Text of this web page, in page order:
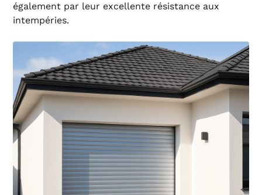
également par leur excellente résistance aux
intempéries.